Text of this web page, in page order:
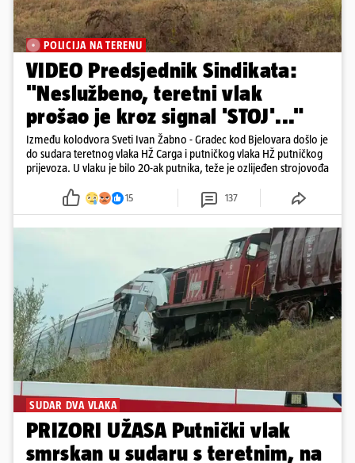
POLICIJA NA TERENU
VIDEO Predsjednik Sindikata:
"Neslužbeno, teretni vlak
prošao je kroz signal 'STOJ'..."
Između kolodvora Sveti Ivan Žabno - Gradec kod Bjelovara došlo je
do sudara teretnog vlaka HŽ Carga i putničkog vlaka HŽ putničkog
prijevoza. U vlaku je bilo 20-ak putnika, teže je ozlijeđen strojovođa
15 137
SUDAR DVA VLAKA
PRIZORI UŽASA Putnički vlak
smrskan u sudaru s teretnim, na